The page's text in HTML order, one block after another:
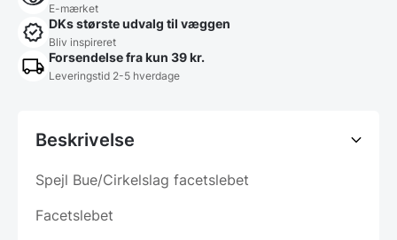
E-mærket
DKs største udvalg til væggen
Bliv inspireret
Forsendelse fra kun 39 kr.
Leveringstid 2-5 hverdage
Beskrivelse
Spejl Bue/Cirkelslag facetslebet
Facetslebet